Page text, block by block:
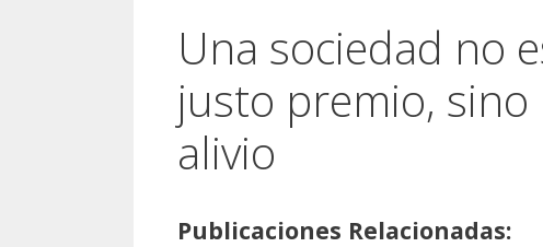
Una sociedad no
justo premio,
alivio
Publicaciones Relacionadas: